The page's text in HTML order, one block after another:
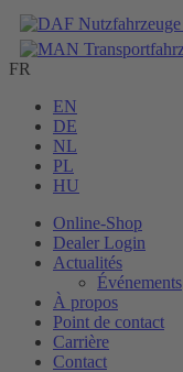
FR
EN
DE
NL
PL
HU
Online-Shop
Dealer Login
Actualités
Événements
À propos
Point de contact
Carrière
Contact